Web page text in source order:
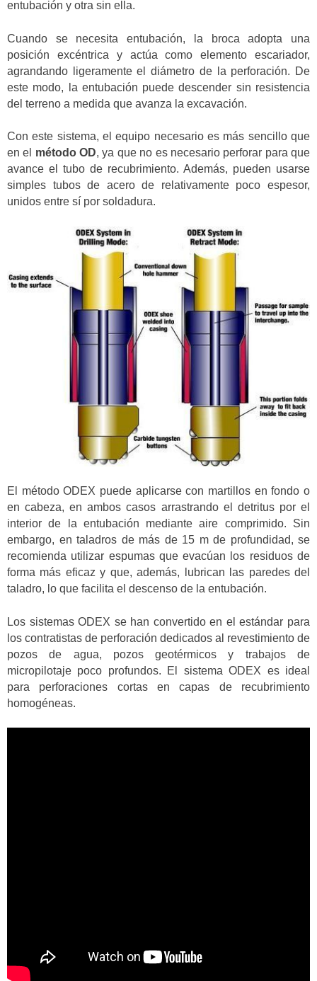
entubación y otra sin ella.
Cuando se necesita entubación, la broca adopta una
posición excéntrica y actúa como elemento escariador,
agrandando ligeramente el diámetro de la perforación. De
este modo, la entubación puede descender sin resistencia
del terreno a medida que avanza la excavación.
Con este sistema, el equipo necesario es más sencillo que
en el método OD, ya que no es necesario perforar para que
avance el tubo de recubrimiento. Además, pueden usarse
simples tubos de acero de relativamente poco espesor,
unidos entre sí por soldadura.
El método ODEX puede aplicarse con martillos en fondo o
en cabeza, en ambos casos arrastrando el detritus por el
interior de la entubación mediante aire comprimido. Sin
embargo, en taladros de más de 15 m de profundidad, se
recomienda utilizar espumas que evacúan los residuos de
forma más eficaz y que, además, lubrican las paredes del
taladro, lo que facilita el descenso de la entubación.
Los sistemas ODEX se han convertido en el estándar para
los contratistas de perforación dedicados al revestimiento de
pozos de agua, pozos geotérmicos y trabajos de
micropilotaje poco profundos. El sistema ODEX es ideal
para perforaciones cortas en capas de recubrimiento
homogéneas.